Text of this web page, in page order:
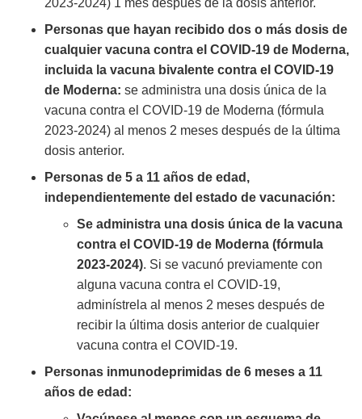
2023-2024) 1 mes después de la dosis anterior.
Personas que hayan recibido dos o más dosis de
cualquier vacuna contra el COVID-19 de Moderna,
incluida la vacuna bivalente contra el COVID-19
de Moderna: se administra una dosis única de la
vacuna contra el COVID-19 de Moderna (fórmula
2023-2024) al menos 2 meses después de la última
dosis anterior.
Personas de 5 a 11 años de edad,
independientemente del estado de vacunación:
Se administra una dosis única de la vacuna
contra el COVID-19 de Moderna (fórmula
2023-2024). Si se vacunó previamente con
alguna vacuna contra el COVID-19,
adminístrela al menos 2 meses después de
recibir la última dosis anterior de cualquier
vacuna contra el COVID-19.
Personas inmunodeprimidas de 6 meses a 11
años de edad: